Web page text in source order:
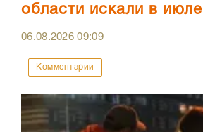
области искали в июле
06.08.202609:09
Комментарии